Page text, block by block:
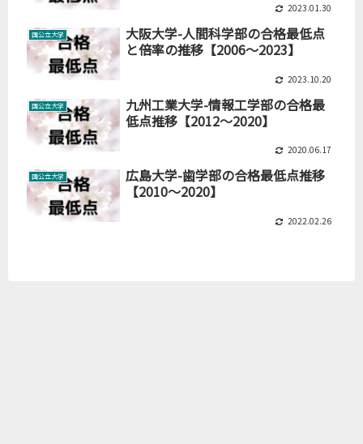
2023.01.30
国公立大学
大阪大学-人間科学部の合格最低点
と倍率の推移【2006～2023】
2023.10.20
国公立大学
九州工業大学-情報工学部の合格最
低点推移【2012～2020】
2020.06.17
国公立大学
広島大学-歯学部の合格最低点推移
【2010～2020】
2022.02.26